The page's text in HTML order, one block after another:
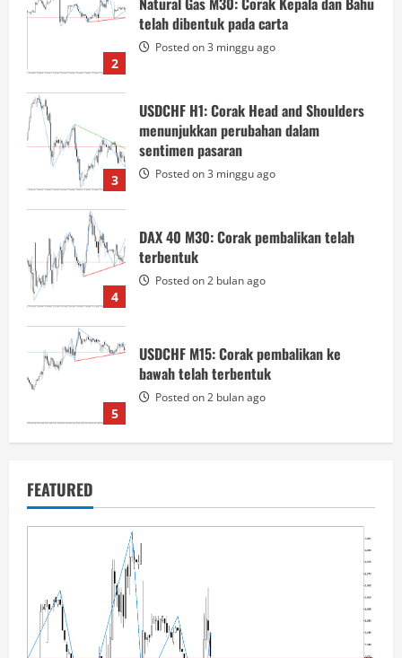
2
telah dibentuk pada carta
Posted on 3 minggu ago
3
USDCHF H1: Corak Head and Shoulders
menunjukkan perubahan dalam
sentimen pasaran
Posted on 3 minggu ago
4
DAX 40 M30: Corak pembalikan telah
terbentuk
Posted on 2 bulan ago
5
USDCHF M15: Corak pembalikan ke
bawah telah terbentuk
Posted on 2 bulan ago
1
Natural Gas M30: Corak Kepala dan Bahu
Posted on 3 minggu ago
FEATURED